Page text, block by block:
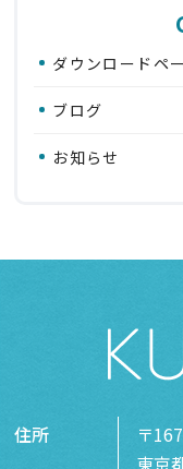
ダウンロードペ
ブログ
お知らせ
住所
〒